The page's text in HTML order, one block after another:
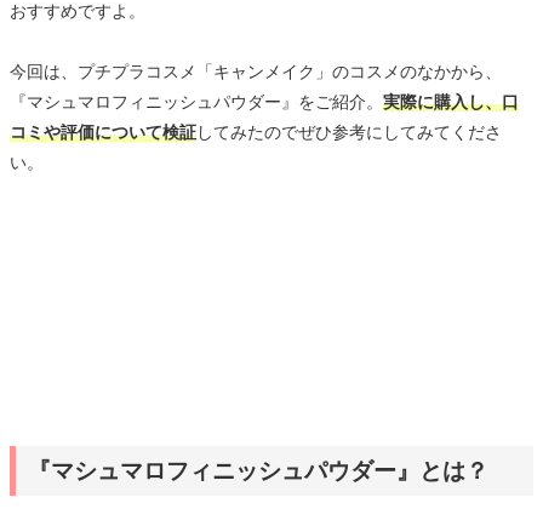
おすすめですよ。
今回は、プチプラコスメ「キャンメイク」のコスメのなかから、
『マシュマロフィニッシュパウダー』をご紹介。 実際に購入し、口
コミや評価について検証してみたのでぜひ参考にしてみてくださ
い。
『マシュマロフィニッシュパウダー』とは？